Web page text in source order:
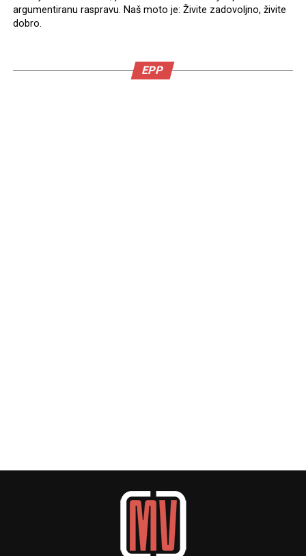
argumentiranu raspravu. Naš moto je: Živite zadovoljno, živite
dobro.
EPP